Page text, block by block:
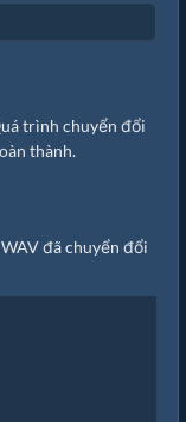
trình chuyển đổi
thành.
đã chuyển đổi